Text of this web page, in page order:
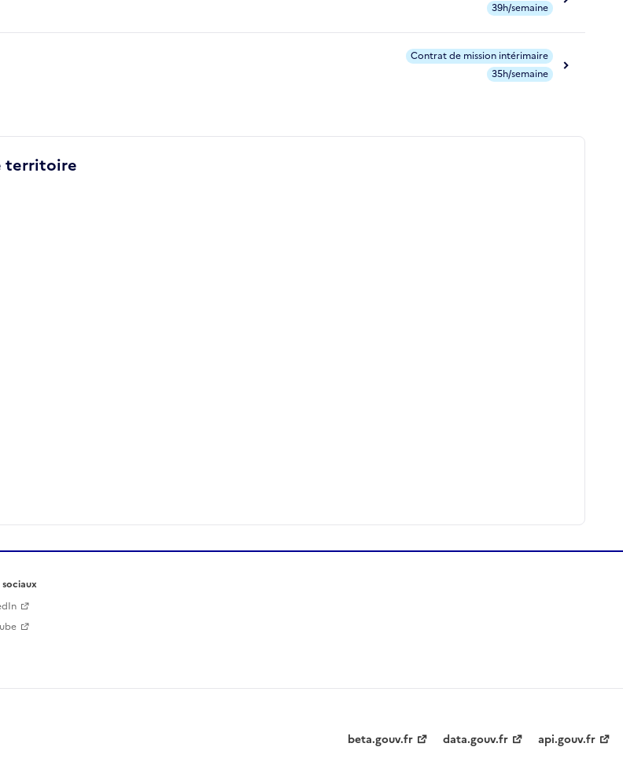
39h/semaine
Contrat de mission intérimaire
35h/semaine
territoire
sociaux
beta.gouv.fr data.gouv.fr api.gouv.fr